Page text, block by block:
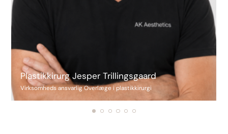
Plastikkirurg Jesper Trillingsgaard
Virksomheds ansvarlig Overlæge i plastikkirurgi